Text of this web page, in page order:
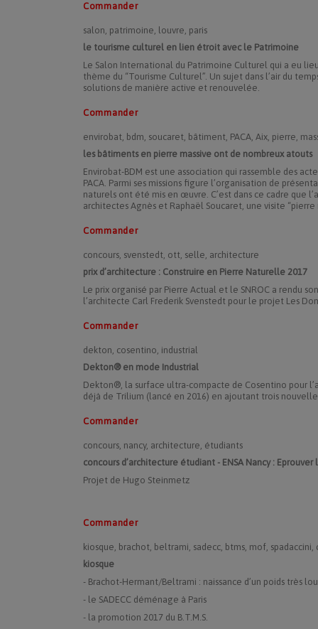
Commander
salon, patrimoine, louvre, paris
le tourisme culturel en lien étroit avec le Patrimoine
Le Salon International du Patrimoine Culturel qui a eu
thème du “Tourisme Culturel”. Un sujet dans l’air du
solutions de manière active et renouvelée.
Commander
envirobat, bdm, soucaret, bâtiment, PACA, Aix, pierre,
les bâtiments en pierre massive ont de nombreux atouts
Envirobat-BDM est une association qui rassemble des
PACA. Parmi ses missions figure l’organisation de
naturels ont été mis en œuvre. C’est dans ce cadre que
architectes Agnès et Raphaël Soucaret, une visite “pierre
Commander
concours, svenstedt, ott, selle, architecture
prix d’architecture : Construire en Pierre Naturelle 2017
Le prix organisé par Pierre Actual et le SNROC a rendu
l’architecte Carl Frederik Svenstedt pour le projet Les
Commander
dekton, cosentino, industrial
Dekton® en mode Industrial
Dekton®, la surface ultra-compacte de Cosentino pour
déjà de Trilium (lancé en 2016) en ajoutant trois
Commander
concours, nancy, architecture, étudiants
concours d’architecture étudiant - ENSA Nancy : Eprouver
Projet de Hugo Steinmetz
Commander
kiosque, brachot, beltrami, sadecc, btms, mof,
kiosque
- Brachot-Hermant/Beltrami : naissance d’un poids très
- le SADECC déménage à Paris
- la promotion 2017 du B.T.M.S.